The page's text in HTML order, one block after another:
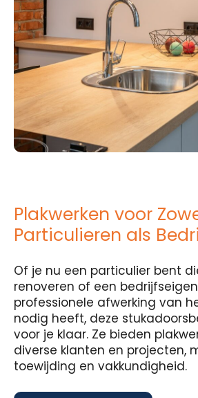
Plakwerken voor
Particulieren als
Of je nu een particulier bent
renoveren of een
professionele afwerking van
nodig heeft, deze
voor je klaar. Ze bieden
diverse klanten en projecten,
toewijding en vakkundigheid.